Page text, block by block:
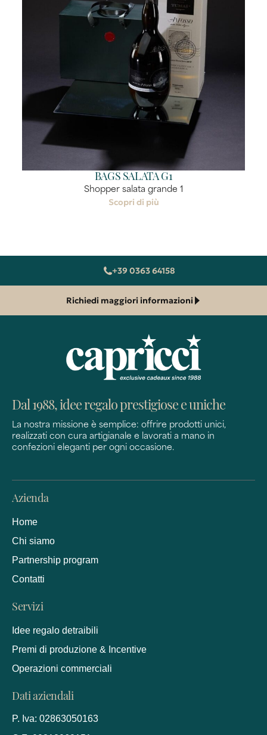
BAGS SALATA G1
Shopper salata grande 1
Scopri di più
+39 0363 64158
Richiedi maggiori informazioni
Dal 1988, idee regalo prestigiose e uniche
La nostra missione è semplice: offrire prodotti unici,
realizzati con cura artigianale e lavorati a mano in
confezioni eleganti per ogni occasione.
Azienda
Home
Chi siamo
Partnership program
Contatti
Servizi
Idee regalo detraibili
Premi di produzione & Incentive
Operazioni commerciali
Dati aziendali
P. Iva: 02863050163